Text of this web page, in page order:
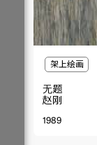
架上绘画
⽆题
赵刚
1989